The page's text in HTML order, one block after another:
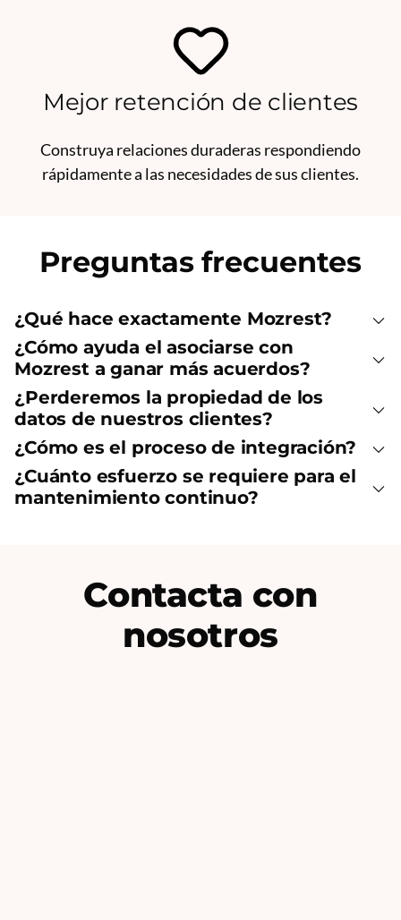
Mejor retención de clientes
Construya relaciones duraderas respondiendo
rápidamente a las necesidades de sus clientes.
Preguntas frecuentes
¿Qué hace exactamente Mozrest?
¿Cómo ayuda el asociarse con
Mozrest a ganar más acuerdos?
¿Perderemos la propiedad de los
datos de nuestros clientes?
¿Cómo es el proceso de integración?
¿Cuánto esfuerzo se requiere para el
mantenimiento continuo?
Contacta con
nosotros